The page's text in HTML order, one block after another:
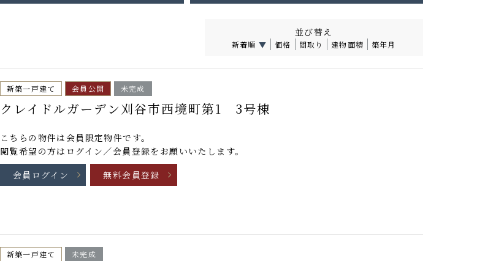
並び替え
新着順 ▼ 価格 間取り 建物面積 築年月
新築一戸建て 会員公開 未完成
クレイドルガーデン刈谷市西境町第1 3号棟
こちらの物件は 会員限定物件です。
閲覧希望の方はログイン／会員登録をお願いいたします。
会員ログイン
無料会員登録
新築一戸建て 未完成